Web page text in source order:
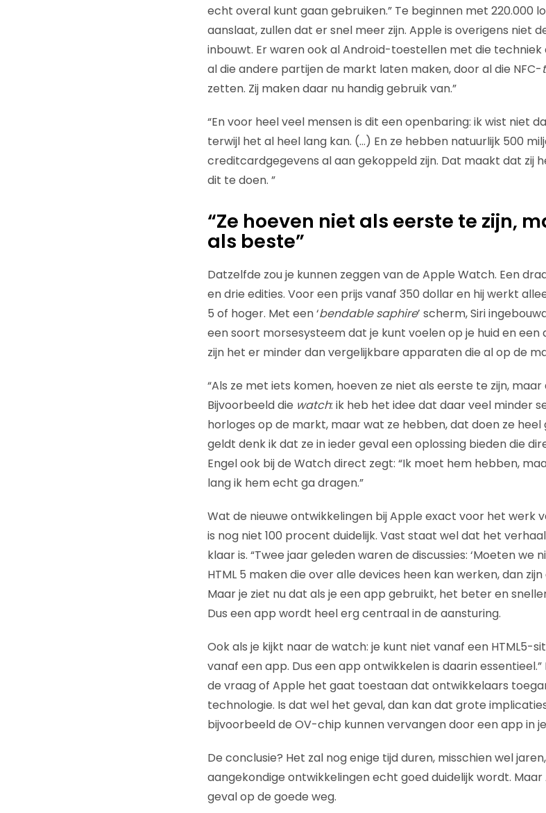
echt overal kunt gaan gebruiken.” Te beginnen met 220.000
aanslaat, zullen dat er snel meer zijn. Apple is overigens niet
inbouwt. Er waren ook al Android-toestellen met die techniek
al die andere partijen de markt laten maken, door al die NFC-
zetten. Zij maken daar nu handig gebruik van.”
“En voor heel veel mensen is dit een openbaring: ik wist niet
terwijl het al heel lang kan. (…) En ze hebben natuurlijk 500
creditcardgegevens al aan gekoppeld zijn. Dat maakt dat zij
dit te doen. ”
“Ze hoeven niet als eerste te zijn,
als beste”
Datzelfde zou je kunnen zeggen van de Apple Watch. Een
en drie edities. Voor een prijs vanaf 350 dollar en hij werkt
5 of hoger. Met een ‘bendable saphire’ scherm, Siri
een soort morsesysteem dat je kunt voelen op je huid en een
zijn het er minder dan vergelijkbare apparaten die al op de
“Als ze met iets komen, hoeven ze niet als eerste te zijn,
Bijvoorbeeld die watch: ik heb het idee dat daar veel minder
horloges op de markt, maar wat ze hebben, dat doen ze heel
geldt denk ik dat ze in ieder geval een oplossing bieden die
Engel ook bij de Watch direct zegt: “Ik moet hem hebben,
lang ik hem echt ga dragen.”
Wat de nieuwe ontwikkelingen bij Apple exact voor het werk
is nog niet 100 procent duidelijk. Vast staat wel dat het
klaar is. “Twee jaar geleden waren de discussies: ‘Moeten
HTML 5 maken die over alle devices heen kan werken, dan
Maar je ziet nu dat als je een app gebruikt, het beter en
Dus een app wordt heel erg centraal in de aansturing.
Ook als je kijkt naar de watch: je kunt niet vanaf een HTML5-
vanaf een app. Dus een app ontwikkelen is daarin
de vraag of Apple het gaat toestaan dat ontwikkelaars
technologie. Is dat wel het geval, dan kan dat grote
bijvoorbeeld de OV-chip kunnen vervangen door een app in je
De conclusie? Het zal nog enige tijd duren, misschien wel
aangekondige ontwikkelingen echt goed duidelijk wordt.
geval op de goede weg.